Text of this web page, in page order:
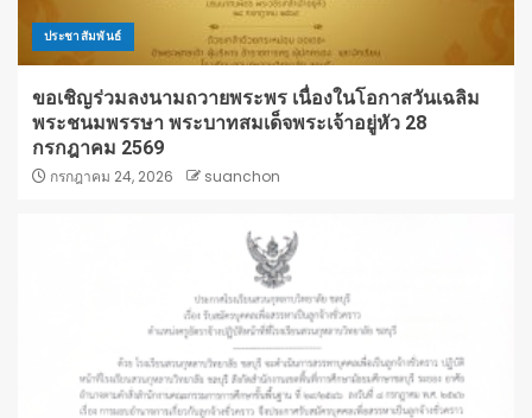
ประชาสัมพันธ์
ขอเชิญร่วมลงนามถวายพระพร เนื่องในโอกาสวันเฉลิม
พระชนมพรรษา พระบาทสมเด็จพระเจ้าอยู่หัว 28
กรกฎาคม 2569
กรกฎาคม 24, 2026 suanchon